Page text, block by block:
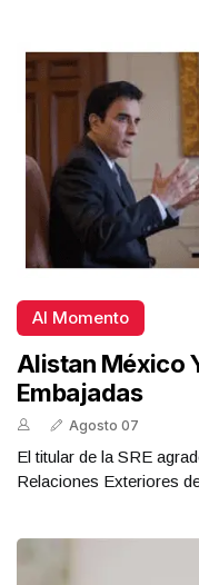
Al Momento
Alistan México
Embajadas
Agosto 07
El titular de la SRE
Relaciones Exteriores